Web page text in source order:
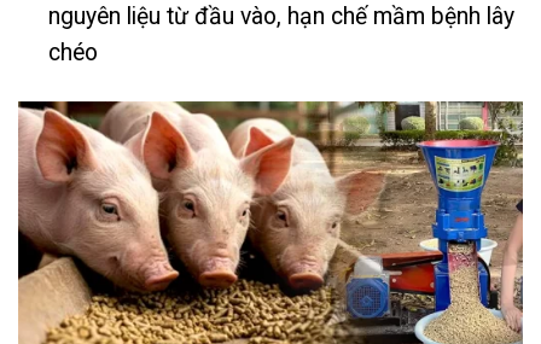
nguyên liệu từ đầu vào, hạn chế mầm bệnh lây
chéo